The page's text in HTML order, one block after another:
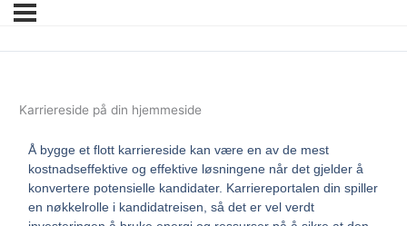
Karriereside på din hjemmeside
Å bygge et flott karriereside kan være en av de mest
kostnadseffektive og effektive løsningene når det gjelder å
konvertere potensielle kandidater. Karriereportalen din spiller
en nøkkelrolle i kandidatreisen, så det er vel verdt